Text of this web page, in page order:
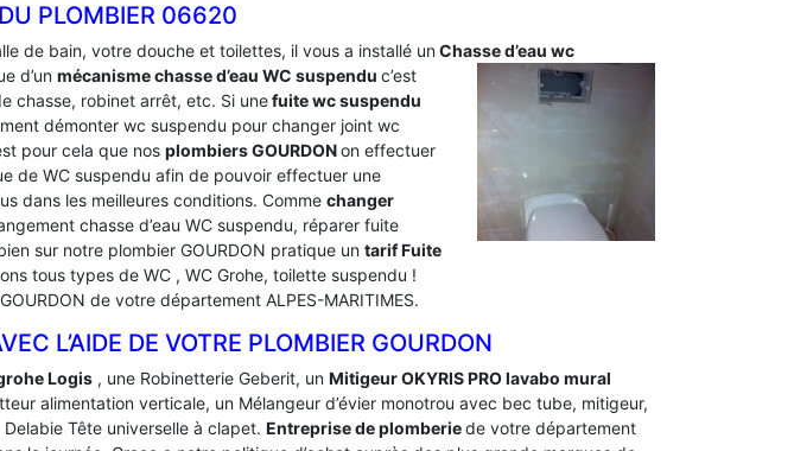
PLOMBIER 06620
de bain, votre douche et toilettes, il vous a installé unChasse d’eau wc
d’un mécanisme chasse d’eau WC suspendu c’est
chasse, robinet arrêt, etc. Si unefuite wc suspendu
démonter wc suspendu pour changer joint wc
pour cela que nos plombiers GOURDONon effectuer
de WC suspendu afin de pouvoir effectuer une
dans les meilleures conditions. Comme changer
chasse d’eau WC suspendu, réparer fuite
sur notre plombier GOURDON pratique un tarif Fuite
tous types de WC , WC Grohe, toilette suspendu !
de votre département ALPES-MARITIMES.
L’AIDE DE VOTRE PLOMBIER GOURDON
Logis , une Robinetterie Geberit, un Mitigeur OKYRIS PRO lavabo mural
alimentation verticale, un Mélangeur d’évier monotrou avec bec tube, mitigeur,
Tête universelle à clapet. Entreprise de plomberiede votre département